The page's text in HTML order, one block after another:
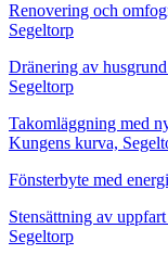
Renovering och
Segeltorp
Dränering av
Segeltorp
Takomläggning med
Kungens kurva,
Fönsterbyte med
Stensättning av
Segeltorp